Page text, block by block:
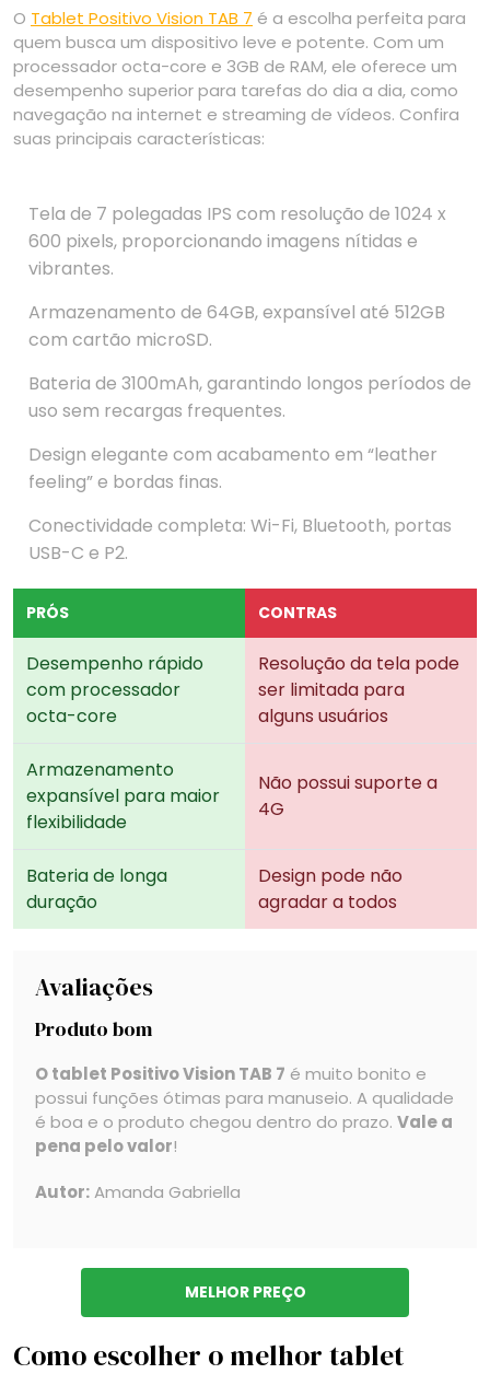
O Tablet Positivo Vision TAB 7 é a escolha perfeita para
quem busca um dispositivo leve e potente. Com um
processador octa-core e 3GB de RAM, ele oferece um
desempenho superior para tarefas do dia a dia, como
navegação na internet e streaming de vídeos. Confira
suas principais características:
Tela de 7 polegadas IPS com resolução de 1024 x
600 pixels, proporcionando imagens nítidas e
vibrantes.
Armazenamento de 64GB, expansível até 512GB
com cartão microSD.
Bateria de 3100mAh, garantindo longos períodos de
uso sem recargas frequentes.
Design elegante com acabamento em “leather
feeling” e bordas finas.
Conectividade completa: Wi-Fi, Bluetooth, portas
USB-C e P2.
PRÓS CONTRAS
Desempenho rápido
com processador
octa-core
Resolução da tela pode
ser limitada para
alguns usuários
Armazenamento
expansível para maior
flexibilidade
Não possui suporte a
4G
Bateria de longa
duração
Design pode não
agradar a todos
Avaliações
Produto bom
O tablet Positivo Vision TAB 7 é muito bonito e
possui funções ótimas para manuseio. A qualidade
é boa e o produto chegou dentro do prazo. Vale a
pena pelo valor!
Autor:Amanda Gabriella
MELHOR PREÇO
Como escolher o melhor tablet